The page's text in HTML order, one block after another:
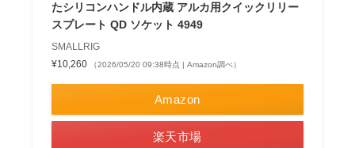
たシリコンハンドル内蔵 アルカ用クイックリリー
スプレート QD ソケット 4949
SMALLRIG
¥10,260
（2026/05/20 09:38時点 | Amazon調べ）
Amazon
楽天市場